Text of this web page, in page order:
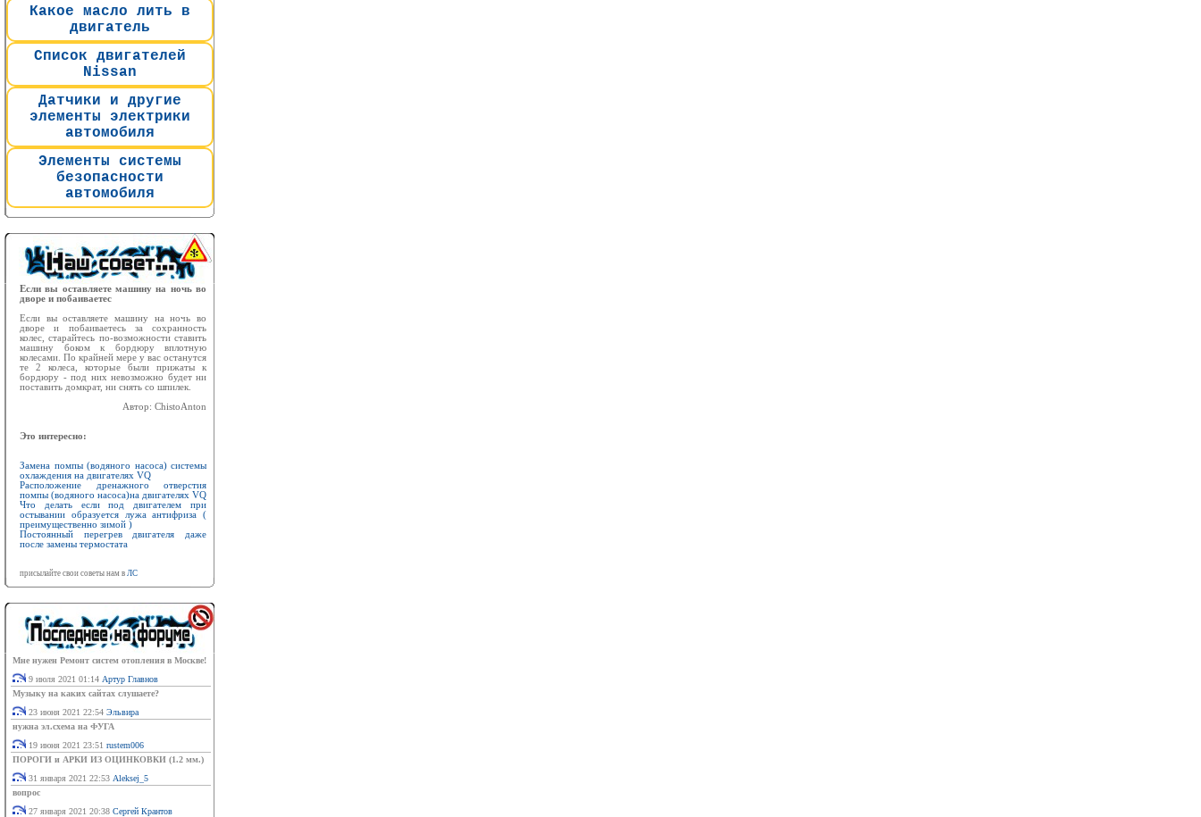
Какое масло лить в
двигатель
Список двигателей
Nissan
Датчики и другие
элементы электрики
автомобиля
Элементы системы
безопасности
автомобиля
Если вы оставляете машину на ночь во
дворе и побаиваетес
Если вы оставляете машину на ночь во
дворе и побаиваетесь за сохранность
колес, старайтесь по-возможности ставить
машину боком к бордюру вплотную
колесами. По крайней мере у вас останутся
те 2 колеса, которые были прижаты к
бордюру - под них невозможно будет ни
поставить домкрат, ни снять со шпилек.
Автор: ChistoAnton
Это интересно:
Замена помпы (водяного насоса) системы
охлаждения на двигателях VQ
Расположение дренажного отверстия
помпы (водяного насоса)на двигателях VQ
Что делать если под двигателем при
остывании образуется лужа антифриза (
преимущественно зимой )
Постоянный перегрев двигателя даже
после замены термостата
присылайте свои советы нам в ЛС
Мне нужен Ремонт систем отопления в Москве!
9 июля 2021 01:14 Артур Главнов
Музыку на каких сайтах слушаете?
23 июня 2021 22:54 Эльвира
нужна эл.схема на ФУГА
19 июня 2021 23:51 rustem006
ПОРОГИ и АРКИ ИЗ ОЦИНКОВКИ (1.2 мм.)
31 января 2021 22:53 Aleksej_5
вопрос
27 января 2021 20:38 Сергей Крантов